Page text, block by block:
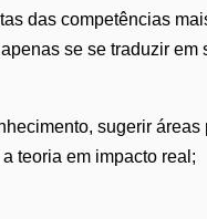
das competências
se se traduzir
sugerir
teoria em impacto real;